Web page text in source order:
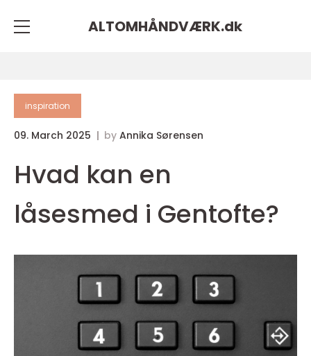
ALTOMHÅNDVÆRK.dk
inspiration
09. March 2025 by Annika Sørensen
Hvad kan en
låsesmed i Gentofte?